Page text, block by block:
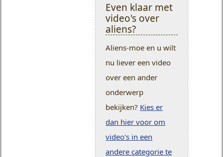
Even klaar met
video's over
aliens?
Aliens-moe en u wilt
nu liever een video
over een ander
onderwerp
bekijken? Kies er
dan hier voor om
video's in een
andere categorie te